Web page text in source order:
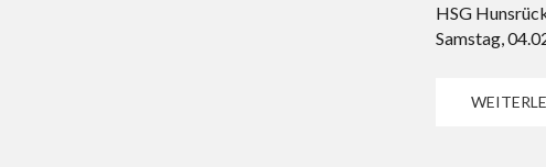
HSG
Samstag,